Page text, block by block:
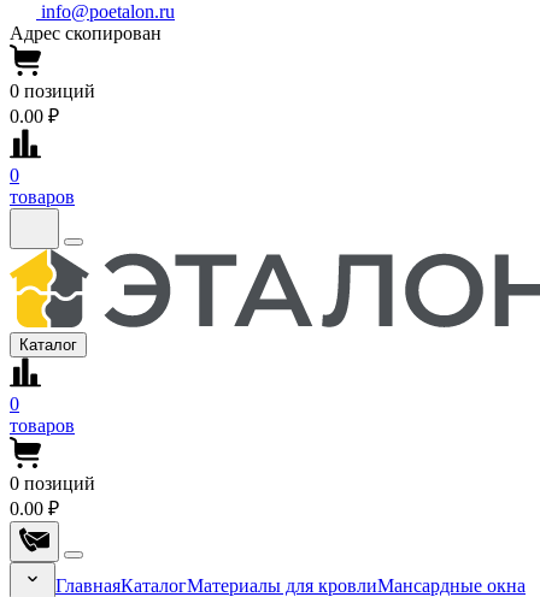
info@poetalon.ru
Адрес скопирован
0 позиций
0.00 ₽
0
товаров
Каталог
0
товаров
0 позиций
0.00 ₽
ГлавнаяКаталогМатериалы для кровлиМансардные окна